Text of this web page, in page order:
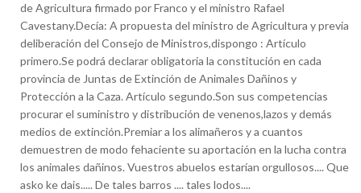
de Agricultura firmado por Franco y el ministro Rafael
Cavestany.Decía: A propuesta del ministro de Agricultura y previa
deliberación del Consejo de Ministros,dispongo : Artículo
primero.Se podrá declarar obligatoria la constitución en cada
provincia de Juntas de Extinción de Animales Dañinos y
Protección a la Caza. Artículo segundo.Son sus competencias
procurar el suministro y distribución de venenos,lazos y demás
medios de extinción.Premiar a los alimañeros y a cuantos
demuestren de modo fehaciente su aportación en la lucha contra
los animales dañinos. Vuestros abuelos estarían orgullosos.... Que
asko ke dais..... De tales barros .... tales lodos....